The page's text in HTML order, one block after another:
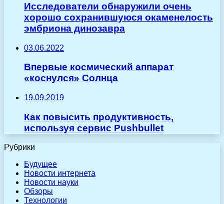
Исследователи обнаружили очень
хорошо сохранившуюся окаменелость
эмбриона динозавра
03.06.2022
Впервые космический аппарат
«коснулся» Солнца
19.09.2019
Как повысить продуктивность,
используя сервис Pushbullet
Рубрики
Будущее
Новости интернета
Новости науки
Обзоры
Технологии